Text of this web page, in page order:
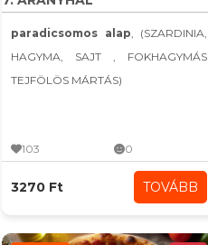
paradicsomos alap, (SZARDINIA,
HAGYMA, SAJT , FOKHAGYMÁS
TEJFÖLÖS MÁRTÁS)
103 0
3270 Ft TOVÁBB